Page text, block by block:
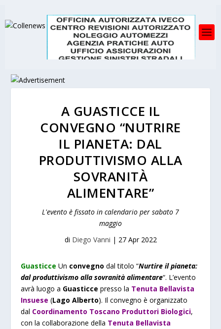
A GUASTICCE IL
CONVEGNO “NUTRIRE
IL PIANETA: DAL
PRODUTTIVISMO ALLA
SOVRANITÀ
ALIMENTARE”
L'evento è fissato in calendario per sabato 7
maggio
di Diego Vanni | 27 Apr 2022
GuasticceUn convegno dal titolo “Nurtire il pianeta:
dal produttivismo alla sovranità alimentare“. L’evento
avrà luogo a Guasticce presso la Tenuta Bellavista
Insuese (Lago Alberto). Il convegno è organizzato
dal Coordinamento Toscano Produttori Biologici,
con la collaborazione della Tenuta Bellavista